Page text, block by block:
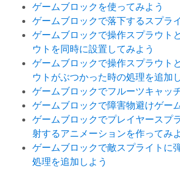
ゲームブロックを使ってみよう
ゲームブロックで落下するスプラ
ゲームブロックで操作スプラウト
ウトを同時に設置してみよう
ゲームブロックで操作スプラウト
ウトがぶつかった時の処理を追加
ゲームブロックでフルーツキャッ
ゲームブロックで障害物避けゲー
ゲームブロックでプレイヤースプ
射するアニメーションを作ってみ
ゲームブロックで敵スプライトに
処理を追加しよう